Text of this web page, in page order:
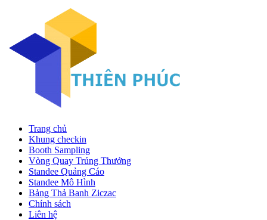
Trang chủ
Khung checkin
Booth Sampling
Vòng Quay Trúng Thưởng
Standee Quảng Cáo
Standee Mô Hình
Bảng Thả Banh Ziczac
Chính sách
Liên hệ